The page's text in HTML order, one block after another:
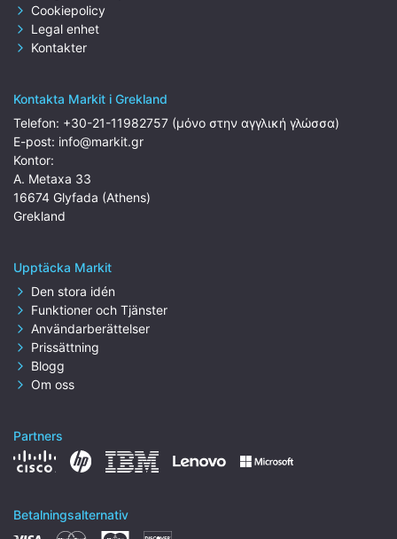
Cookiepolicy
Legal enhet
Kontakter
Kontakta Markit i Grekland
Telefon: +30-21-11982757 (μόνο στην αγγλική γλώσσα)
E-post: info@markit.gr
Kontor:
A. Metaxa 33
16674 Glyfada (Athens)
Grekland
Upptäcka Markit
Den stora idén
Funktioner och Tjänster
Användarberättelser
Prissättning
Blogg
Om oss
Partners
Betalningsalternativ